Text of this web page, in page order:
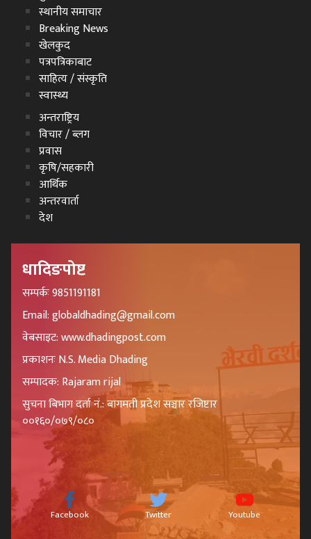
स्थानीय समाचार
Breaking News
खेलकुद
पत्रपत्रिकाबाट
साहित्य / संस्कृति
स्वास्थ्य
अन्तराष्ट्रिय
विचार / ब्लग
प्रवास
कृषि/सहकारी
आर्थिक
अन्तरवार्ता
देश
धादिङपोष्ट
सम्पर्कः 9851191181
Email: globaldhading@gmail.com
वेबसाइट: www.dhadingpost.com
प्रकाशनः N.S. Media Dhading
सम्पादक: Rajaram rijal
सुचना बिभाग दर्ता नं.: बागमती प्रदेश सञ्चार रजिष्टार
००१६०/०७९/०८०
Facebook Twitter Youtube